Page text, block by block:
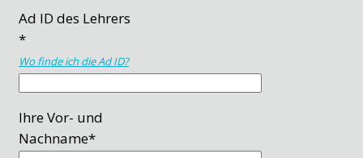
Ad ID des Lehrers
*
Wo finde ich die Ad ID?
Ihre Vor- und
Nachname*